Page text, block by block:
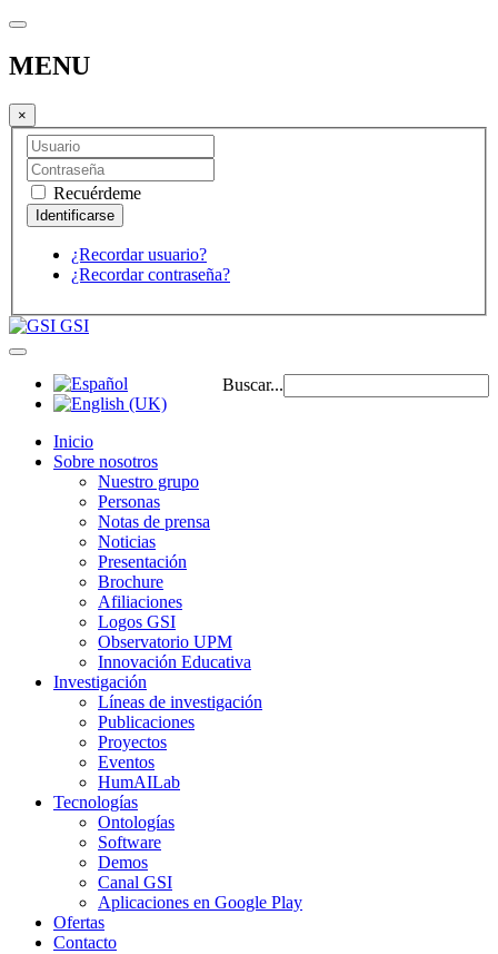
MENU
×
Recuérdeme
¿Recordar usuario?
¿Recordar contraseña?
GSI
Buscar...
Inicio
Sobre nosotros
Nuestro grupo
Personas
Notas de prensa
Noticias
Presentación
Brochure
Afiliaciones
Logos GSI
Observatorio UPM
Innovación Educativa
Investigación
Líneas de investigación
Publicaciones
Proyectos
Eventos
HumAILab
Tecnologías
Ontologías
Software
Demos
Canal GSI
Aplicaciones en Google Play
Ofertas
Contacto